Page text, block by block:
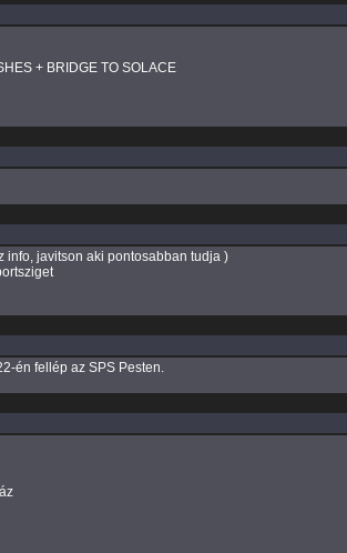
+ BRIDGE TO SOLACE
info, javitson aki pontosabban tudja )
én fellép az SPS Pesten.